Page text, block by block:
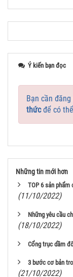
Ý kiến bạn đọc
Bạn cần
thứcđể có
Những tin mới hơn
TOP 6 sản
(11/10/2022)
Những yêu cầu
(18/10/2022)
Cổng trục dầm
3 bước cơ bản
(21/10/2022)